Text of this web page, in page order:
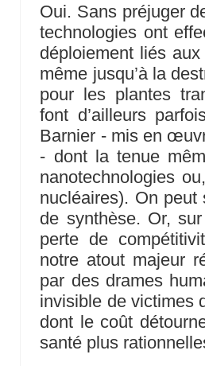
Oui. Sans préjuger
technologies ont
déploiement liés
même jusqu’à la
pour les plantes
font d’ailleurs
Barnier - mis en
- dont la tenue
nanotechnologies
nucléaires). On peut
de synthèse. Or,
perte de
notre atout majeur
par des drames
invisible de victimes
dont le coût
santé plus